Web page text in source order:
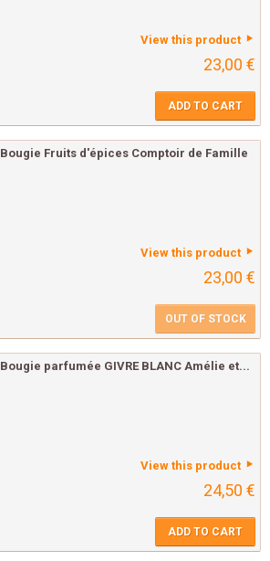
View this product
23,00 €
ADD TO CART
Bougie Fruits d'épices Comptoir de Famille
View this product
23,00 €
OUT OF STOCK
Bougie parfumée GIVRE BLANC Amélie et...
View this product
24,50 €
ADD TO CART